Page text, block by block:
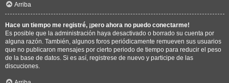
Arriba
Hace un tiempo me registré, ¡pero ahora no puedo conectarme!
Es posible que la administración haya desactivado o borrado su cuenta por
alguna razón. También, algunos foros periódicamente remueven sus usuarios
que no publicaron mensajes por cierto periodo de tiempo para reducir el peso
de la base de datos. Si es así, registrese de nuevo y participe de las
discuciones.